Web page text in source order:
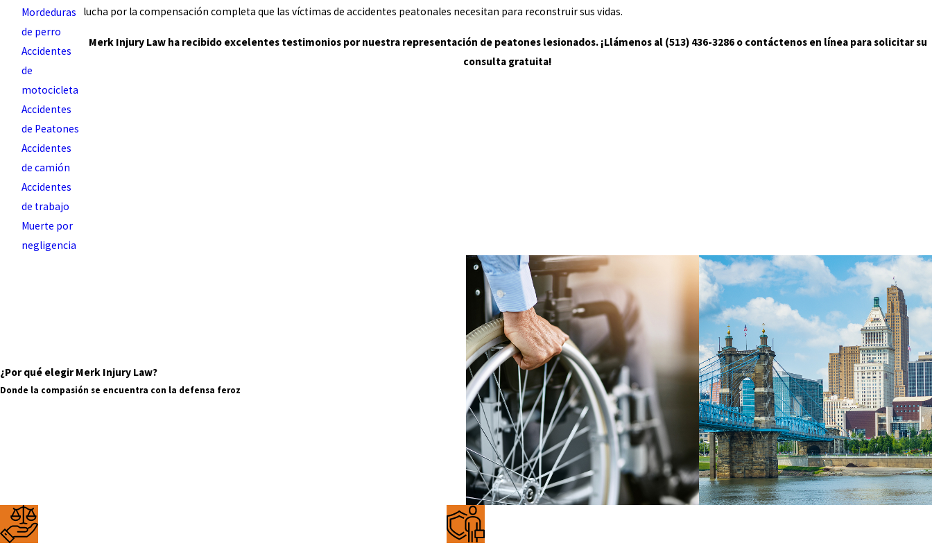
lucha por la compensación completa que las víctimas de accidentes peatonales necesitan para reconstruir sus vidas.
Merk Injury Law ha recibido excelentes testimonios por nuestra representación de peatones lesionados. ¡Llámenos al (513) 436-3286 o contáctenos en línea para solicitar su
consulta gratuita!
Mordeduras
de perro
Accidentes
de
motocicleta
Accidentes
de Peatones
Accidentes
de camión
Accidentes
de trabajo
Muerte por
negligencia
¿Por qué elegir Merk Injury Law?
Donde la compasión se encuentra con la defensa feroz